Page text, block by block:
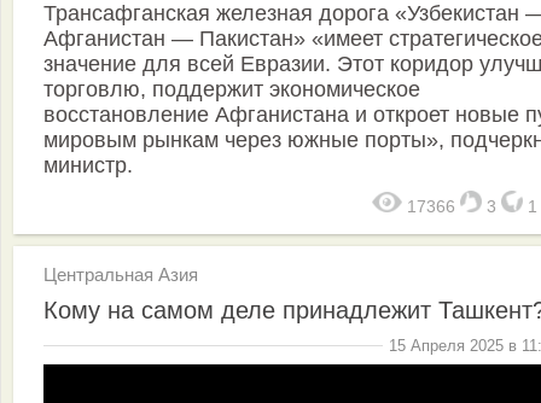
Трансафганская железная дорога «Узбекистан
Афганистан — Пакистан» «имеет
значение для всей Евразии. Этот коридор
торговлю, поддержит экономическое
восстановление Афганистана и откроет новые
мировым рынкам через южные порты»,
министр.
17366 3 1
Центральная Азия
Кому на самом деле принадлежит
15 Апреля 2025 в